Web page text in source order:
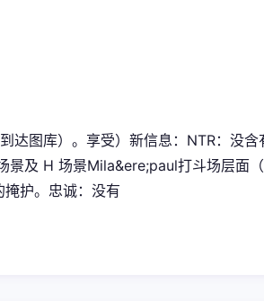
达图库）。享受）新信息：NTR：没
景及 H 场景Mila&ere;paul打斗场层面
护。忠诚：没有